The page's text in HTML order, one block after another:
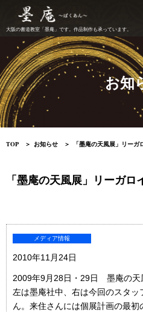
大阪の書道教室「墨庵」です。作品制作も承っています。
お知
TOP お知らせ 「墨庵の天風展」リー
「墨庵の天風展」リーガ
メディア情報
2010年11月24日
2009年9月28日・29日 墨庵の天
左は墨庵社中、右は今回のスタッ
ん。来住さんには個展計画の最